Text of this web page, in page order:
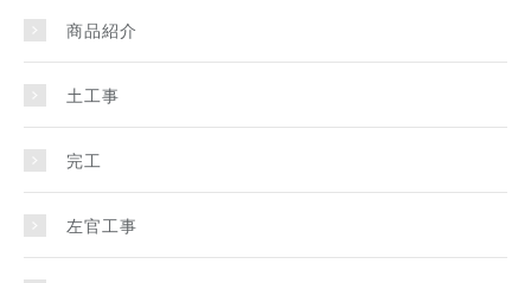
商品紹介
土工事
完工
左官工事